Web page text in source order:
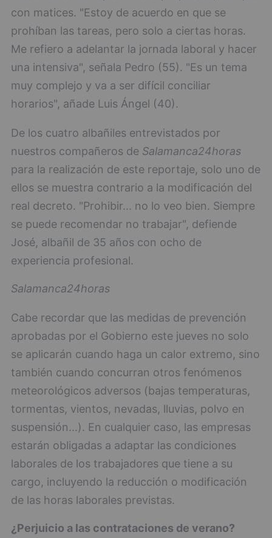
con matices. "Estoy de acuerdo en que se
prohíban las tareas, pero solo a ciertas horas.
Me refiero a adelantar la jornada laboral y hacer
una intensiva", señala Pedro (55). "Es un tema
muy complejo y va a ser difícil conciliar
horarios", añade Luis Ángel (40).
De los cuatro albañiles entrevistados por
nuestros compañeros de Salamanca24horas
para la realización de este reportaje, solo uno de
ellos se muestra contrario a la modificación del
real decreto. "Prohibir... no lo veo bien. Siempre
se puede recomendar no trabajar", defiende
José, albañil de 35 años con ocho de
experiencia profesional.
Salamanca24horas
Cabe recordar que las medidas de prevención
aprobadas por el Gobierno este jueves no solo
se aplicarán cuando haga un calor extremo, sino
también cuando concurran otros fenómenos
meteorológicos adversos (bajas temperaturas,
tormentas, vientos, nevadas, lluvias, polvo en
suspensión...). En cualquier caso, las empresas
estarán obligadas a adaptar las condiciones
laborales de los trabajadores que tiene a su
cargo, incluyendo la reducción o modificación
de las horas laborales previstas.
¿Perjuicio a las contrataciones de verano?